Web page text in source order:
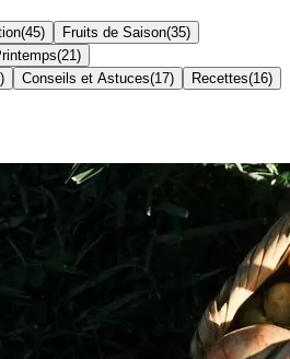
(45) Fruits de Saison(35)
(21 )
) Conseils et Astuces(17) Recettes(16)